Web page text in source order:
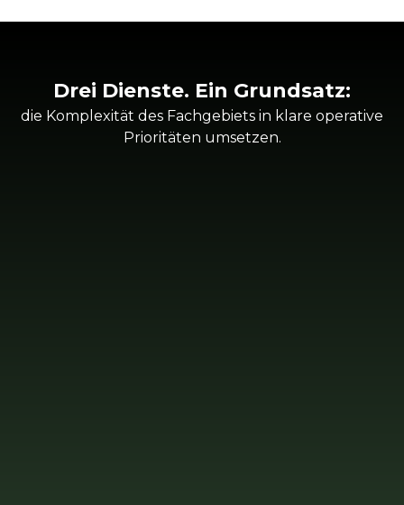
Drei Dienste. Ein Grundsatz:
die Komplexität des Fachgebiets in klare operative
Prioritäten umsetzen.